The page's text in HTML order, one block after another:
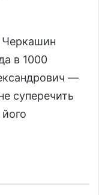
Черкашин
в 1000
—
суперечить
його